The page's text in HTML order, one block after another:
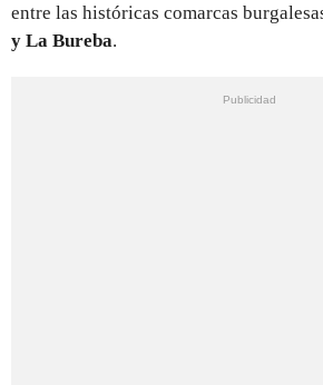
entre las históricas comarcas
y La Bureba.